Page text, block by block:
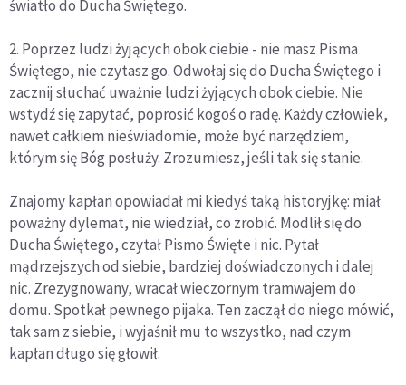
światło do Ducha Świętego.
2. Poprzez ludzi żyjących obok ciebie - nie masz Pisma
Świętego, nie czytasz go. Odwołaj się do Ducha Świętego i
zacznij słuchać uważnie ludzi żyjących obok ciebie. Nie
wstydź się zapytać, poprosić kogoś o radę. Każdy człowiek,
nawet całkiem nieświadomie, może być narzędziem,
którym się Bóg posłuży. Zrozumiesz, jeśli tak się stanie.
Znajomy kapłan opowiadał mi kiedyś taką historyjkę: miał
poważny dylemat, nie wiedział, co zrobić. Modlił się do
Ducha Świętego, czytał Pismo Święte i nic. Pytał
mądrzejszych od siebie, bardziej doświadczonych i dalej
nic. Zrezygnowany, wracał wieczornym tramwajem do
domu. Spotkał pewnego pijaka. Ten zaczął do niego mówić,
tak sam z siebie, i wyjaśnił mu to wszystko, nad czym
kapłan długo się głowił.